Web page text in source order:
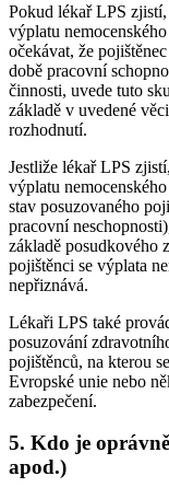
Pokud lékař LPS
výplatu
očekávat, že
době pracovní
činnosti, uvede tuto
základě v uvedené
rozhodnutí.
Jestliže lékař LPS
výplatu
stav posuzovaného
pracovní
základě posudkového
pojištěnci se výplata
nepřiznává.
Lékaři LPS také
posuzování
pojištěnců, na kterou
Evropské unie nebo
zabezpečení.
5. Kdo je
apod.)